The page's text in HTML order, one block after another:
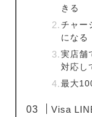
きる
チャー
になる
実店舗
対応し
最大
Visa